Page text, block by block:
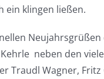
ein klingen ließen.
neben den
Traudl Wagner,